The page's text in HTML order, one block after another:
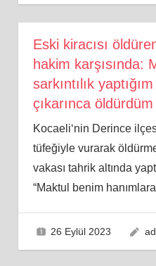
Eski kiracısı
hakim karşısında:
sarkıntılık
çıkarınca öldürdüm
Kocaeli‘nin Derince
tüfeğiyle vurarak
vakası tahrik altında
“Maktul benim hanımlara
26 Eylül 2023